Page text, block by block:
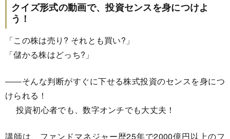
クイズ形式の動画で、投資センスを身につけよ
う！
「この株は売り? それとも買い?」
「儲かる株はどっち?」
――そんな判断がすぐに下せる株式投資のセンスを身につ
けられる！
投資初心者でも、数字オンチでも大丈夫！
講師は、ファンドマネジャー歴25年で2000億円以上のフ